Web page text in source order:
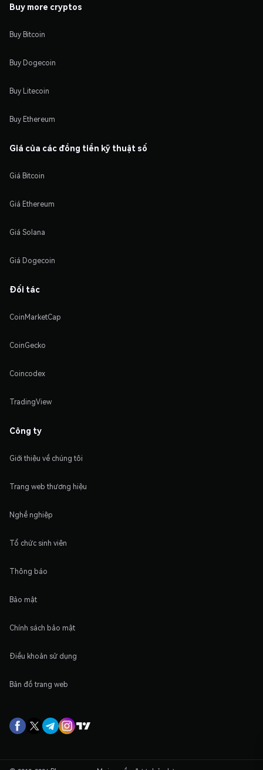
Buy more cryptos
Buy Bitcoin
Buy Dogecoin
Buy Litecoin
Buy Ethereum
Giá của các đồng tiền kỹ thuật số
Giá Bitcoin
Giá Ethereum
Giá Solana
Giá Dogecoin
Đối tác
CoinMarketCap
CoinGecko
Coincodex
TradingView
Công ty
Giới thiệu về chúng tôi
Trang web thương hiệu
Nghề nghiệp
Tổ chức sinh viên
Thông báo
Bảo mật
Chính sách bảo mật
Điều khoản sử dụng
Bản đồ trang web